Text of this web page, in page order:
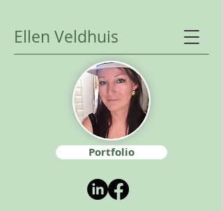
Ellen Veldhuis
Portfolio